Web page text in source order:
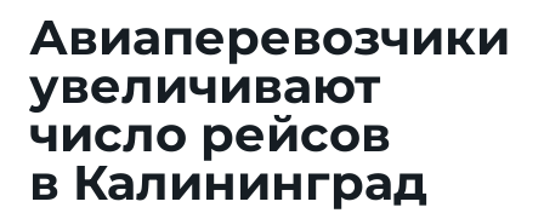
Авиаперевозчики
увеличивают
число рей­сов
в Калининград